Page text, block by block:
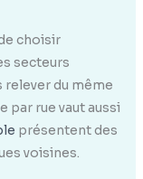
choisir
secteurs
du même
par rue vaut aussi
présentent des
voisines.